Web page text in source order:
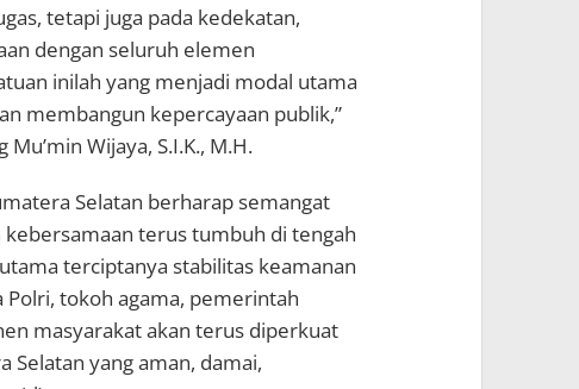
tetapi juga pada kedekatan,
dengan seluruh elemen
inilah yang menjadi modal utama
membangun kepercayaan publik,”
Wijaya, S.I.K., M.H.
Selatan berharap semangat
terus tumbuh di tengah
terciptanya stabilitas keamanan
tokoh agama, pemerintah
masyarakat akan terus diperkuat
Selatan yang aman, damai,